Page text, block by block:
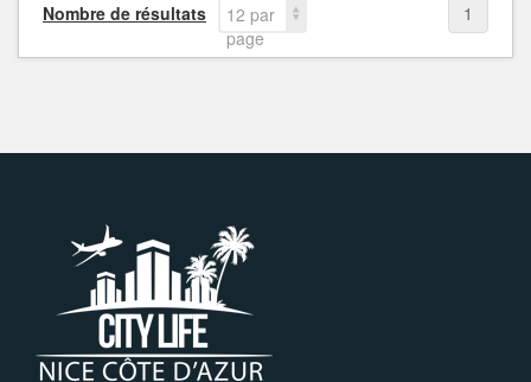
Nombre de résultats
12 par
page
1